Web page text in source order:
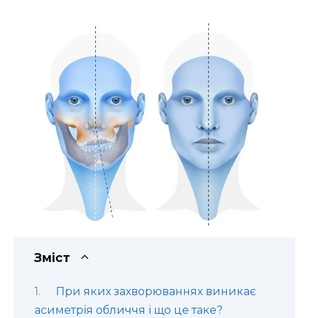
Зміст
При яких захворюваннях виникає
асиметрія обличчя і що це таке?